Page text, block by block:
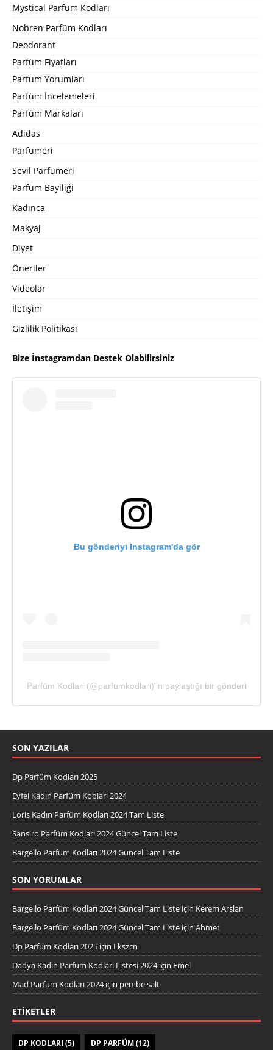
Mystical Parfüm Kodları
Nobren Parfüm Kodları
Deodorant
Parfüm Fiyatları
Parfum Yorumları
Parfüm İncelemeleri
Parfüm Markaları
Adidas
Parfümeri
Sevil Parfümeri
Parfüm Bayiliği
Kadınca
Makyaj
Diyet
Öneriler
Videolar
İletişim
Gizlilik Politikası
Bize İnstagramdan Destek Olabilirsiniz
Bu gönderiyi Instagram'da gör
Parfüm Kodlari (@parfumkodlari)'in paylaştığı bir gönderi
SON YAZILAR
Dp Parfüm Kodları 2025
Eyfel Kadın Parfüm Kodları 2024
Loris Kadın Parfüm Kodları 2024 Tam Liste
Sansiro Parfüm Kodları 2024 Güncel Tam Liste
Bargello Parfüm Kodları 2024 Güncel Tam Liste
SON YORUMLAR
Bargello Parfüm Kodları 2024 Güncel Tam Liste için Kerem Arslan
Bargello Parfüm Kodları 2024 Güncel Tam Liste için Ahmet
Dp Parfüm Kodları 2025 için Lkszcn
Dadya Kadın Parfüm Kodları Listesi 2024için Emel
Mad Parfüm Kodları 2024için pembe salt
ETIKETLER
DP KODLARI (5) DP PARFÜM(12)